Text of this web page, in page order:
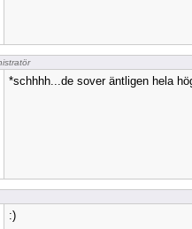
*schhhh...de sover äntligen hela
:)